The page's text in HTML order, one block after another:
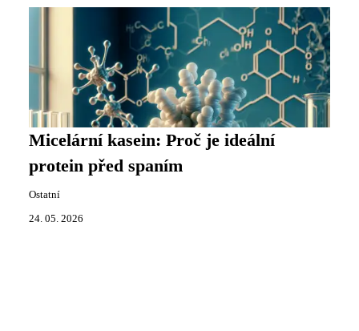
Micelární kasein: Proč je ideální
protein před spaním
Ostatní
24. 05. 2026